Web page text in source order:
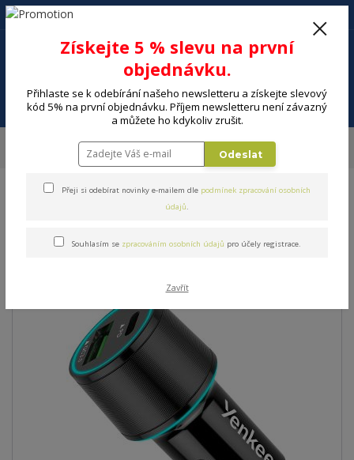
Menu
+420 602 494 600
Nabíječka do auta YENKEE YAC 2142
Nabíječka do auta YENKEE
YAC 2142
Získejte 5 % slevu na první
objednávku.
Přihlaste se k odebírání našeho newsletteru a získejte slevový
kód 5% na první objednávku. Příjem newsletteru není závazný
a můžete ho kdykoliv zrušit.
Odeslat
Přeji si odebírat novinky e-mailem dle podmínek zpracování osobních
údajů.
Souhlasím se zpracováním osobních údajů pro účely registrace.
Zavřít